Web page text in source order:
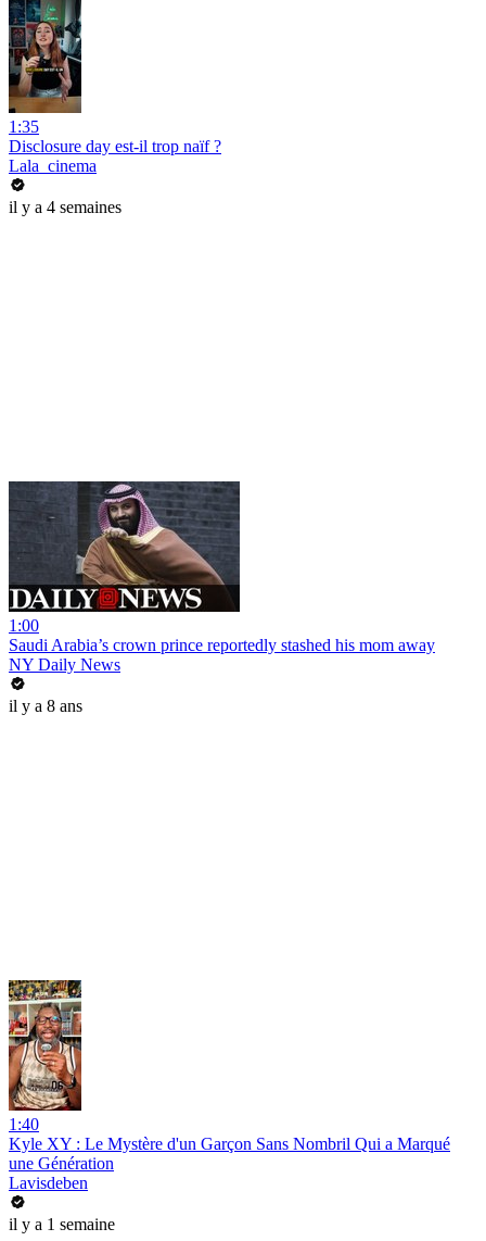
1:35
Disclosure day est-il trop naïf ?
Lala_cinema
il y a 4 semaines
1:00
Saudi Arabia’s crown prince reportedly stashed his mom away
NY Daily News
il y a 8 ans
1:40
Kyle XY : Le Mystère d'un Garçon Sans Nombril Qui a Marqué
une Génération
Lavisdeben
il y a 1 semaine